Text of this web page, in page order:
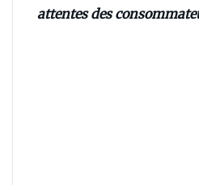
attentes des